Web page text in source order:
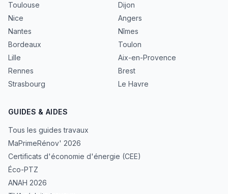
Toulouse
Nice
Nantes
Bordeaux
Lille
Rennes
Strasbourg
Dijon
Angers
Nîmes
Toulon
Aix-en-Provence
Brest
Le Havre
GUIDES & AIDES
Tous les guides travaux
MaPrimeRénov' 2026
Certificats d'économie d'énergie (CEE)
Éco-PTZ
ANAH 2026